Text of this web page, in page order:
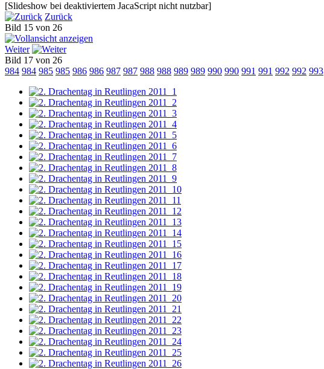
[Slideshow bei deaktiviertem JacaScript nicht nutzbar]
Zurück
Bild 15 von 26
Weiter
Bild 17 von 26
984 984 985 985 986 986 987 987 988 988 989 989 990 990 991 991 992 992 993